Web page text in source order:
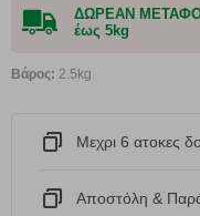
ΔΩΡΕΑΝ
έως 5kg
Βάρος: 2.5kg
Μεχρι 6 ατοκες
Αποστόλη &